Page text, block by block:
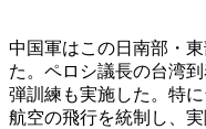
中国軍はこの日南部・
た。ペロシ議長の台湾
弾訓練も実施した。特
航空の飛行を統制し、